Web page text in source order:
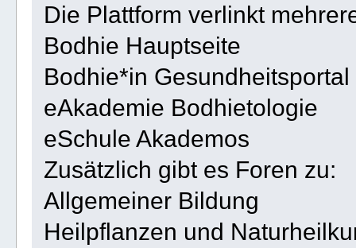
Die Plattform verlinkt
Bodhie Hauptseite
Bodhie*in Gesundheitsportal
eAkademie Bodhietologie
eSchule Akademos
Zusätzlich gibt es Foren zu:
Allgemeiner Bildung
Heilpflanzen und